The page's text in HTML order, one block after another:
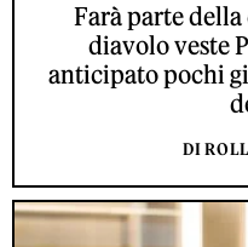
Farà parte
diavolo veste
anticipato pochi
DI